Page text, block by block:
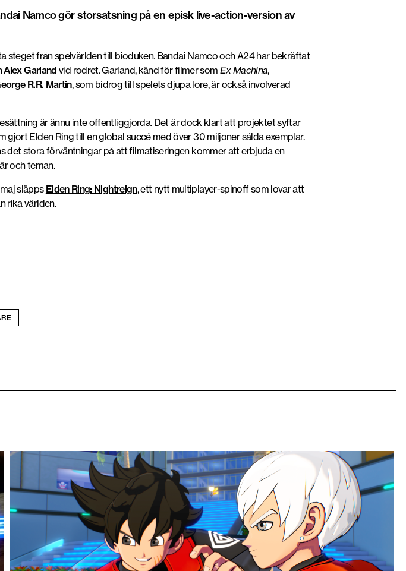
Namco gör storsatsning på en episk live-action-version av
steget från spelvärlden till bioduken. Bandai Namco och A24 har bekräftat
Alex Garland vid rodret. Garland, känd för filmer som Ex Machina,
R.R. Martin, som bidrog till spelets djupa lore, är också involverad
är ännu inte offentliggjorda. Det är dock klart att projektet syftar
Elden Ring till en global succé med över 30 miljoner sålda exemplar.
det stora förväntningar på att filmatiseringen kommer att erbjuda en
och teman.
släpps Elden Ring: Nightreign, ett nytt multiplayer-spinoff som lovar att
rika världen.